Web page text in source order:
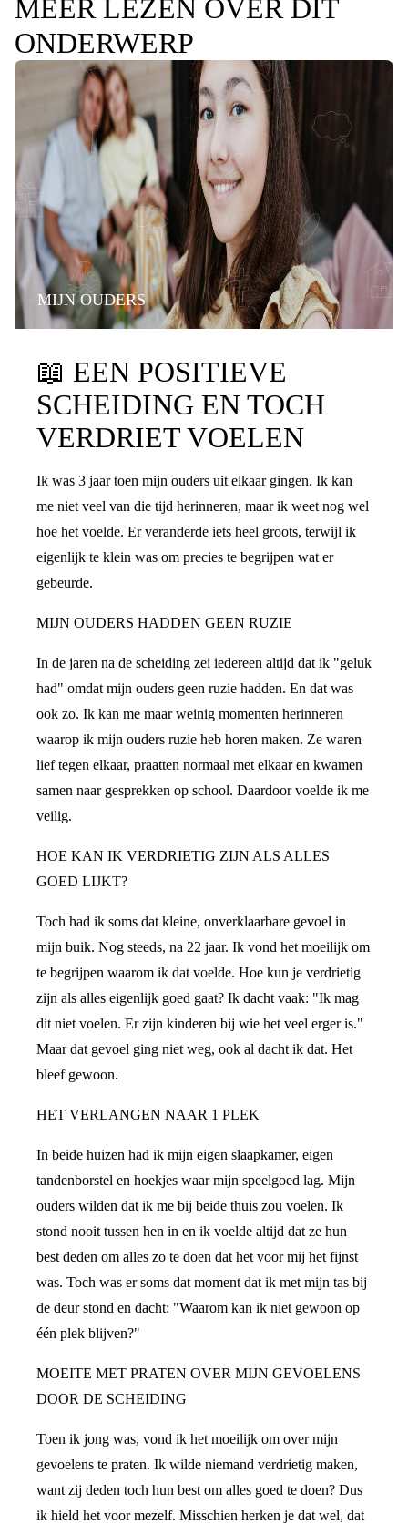
MEER LEZEN OVER DIT
ONDERWERP
MIJN OUDERS
📖 EEN POSITIEVE
SCHEIDING EN TOCH
VERDRIET VOELEN
Ik was 3 jaar toen mijn ouders uit elkaar gingen. Ik kan
me niet veel van die tijd herinneren, maar ik weet nog wel
hoe het voelde. Er veranderde iets heel groots, terwijl ik
eigenlijk te klein was om precies te begrijpen wat er
gebeurde.
MIJN OUDERS HADDEN GEEN RUZIE
In de jaren na de scheiding zei iedereen altijd dat ik "geluk
had" omdat mijn ouders geen ruzie hadden. En dat was
ook zo. Ik kan me maar weinig momenten herinneren
waarop ik mijn ouders ruzie heb horen maken. Ze waren
lief tegen elkaar, praatten normaal met elkaar en kwamen
samen naar gesprekken op school. Daardoor voelde ik me
veilig.
HOE KAN IK VERDRIETIG ZIJN ALS ALLES
GOED LIJKT?
Toch had ik soms dat kleine, onverklaarbare gevoel in
mijn buik. Nog steeds, na 22 jaar. Ik vond het moeilijk om
te begrijpen waarom ik dat voelde. Hoe kun je verdrietig
zijn als alles eigenlijk goed gaat? Ik dacht vaak: "Ik mag
dit niet voelen. Er zijn kinderen bij wie het veel erger is."
Maar dat gevoel ging niet weg, ook al dacht ik dat. Het
bleef gewoon.
HET VERLANGEN NAAR 1 PLEK
In beide huizen had ik mijn eigen slaapkamer, eigen
tandenborstel en hoekjes waar mijn speelgoed lag. Mijn
ouders wilden dat ik me bij beide thuis zou voelen. Ik
stond nooit tussen hen in en ik voelde altijd dat ze hun
best deden om alles zo te doen dat het voor mij het fijnst
was. Toch was er soms dat moment dat ik met mijn tas bij
de deur stond en dacht: "Waarom kan ik niet gewoon op
één plek blijven?"
MOEITE MET PRATEN OVER MIJN GEVOELENS
DOOR DE SCHEIDING
Toen ik jong was, vond ik het moeilijk om over mijn
gevoelens te praten. Ik wilde niemand verdrietig maken,
want zij deden toch hun best om alles goed te doen? Dus
ik hield het voor mezelf. Misschien herken je dat wel, dat